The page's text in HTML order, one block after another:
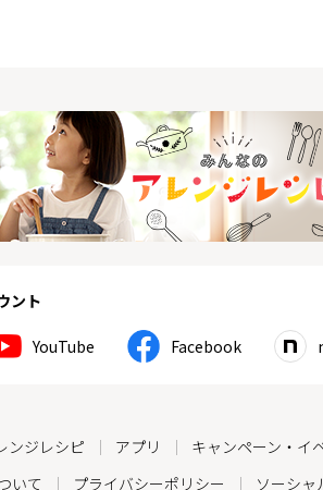
ント
YouTube Facebook
ンジレシピ アプリ キャンペーン・イ
いて プライバシーポリシー ソーシャ